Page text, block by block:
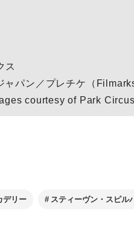
ス
パン／プレチケ（Filmarks
courtesy of Park
デリー スティーヴン・スピル